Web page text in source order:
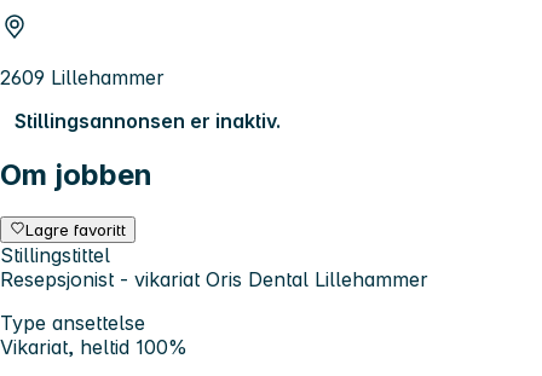
2609 Lillehammer
Stillingsannonsen er inaktiv.
Om jobben
Lagre favoritt
Stillingstittel
Resepsjonist - vikariat Oris Dental Lillehammer
Type ansettelse
Vikariat, heltid 100%